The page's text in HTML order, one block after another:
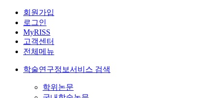
회원가입
로그인
MyRISS
고객센터
전체메뉴
학술연구정보서비스 검색
학위논문